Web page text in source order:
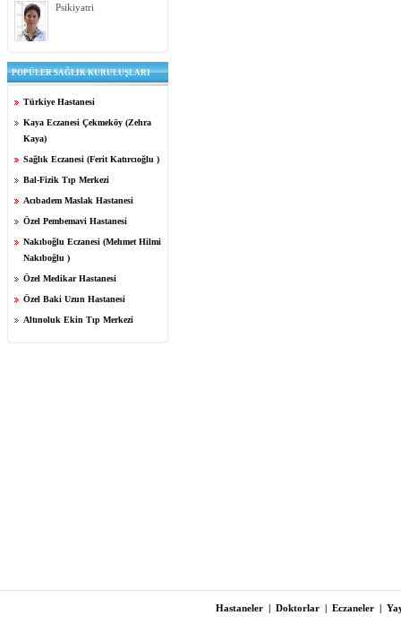
Psikiyatri
POPÜLER SAĞLIK KURULUŞLARI
Türkiye Hastanesi
Kaya Eczanesi Çekmeköy (Zehra
Kaya)
Sağlık Eczanesi (Ferit Katırcıoğlu )
Bal-Fizik Tıp Merkezi
Acıbadem Maslak Hastanesi
Özel Pembemavi Hastanesi
Nakıboğlu Eczanesi (Mehmet Hilmi
Nakıboğlu )
Özel Medikar Hastanesi
Özel Baki Uzun Hastanesi
Altınoluk Ekin Tıp Merkezi
Hastaneler | Doktorlar | Eczaneler |